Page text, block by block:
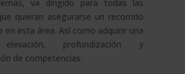
va dirigido para todas las
quieran asegurarse un recorrido
en esta área. Así como adquirir una
elevación, profundización y
de competencias.